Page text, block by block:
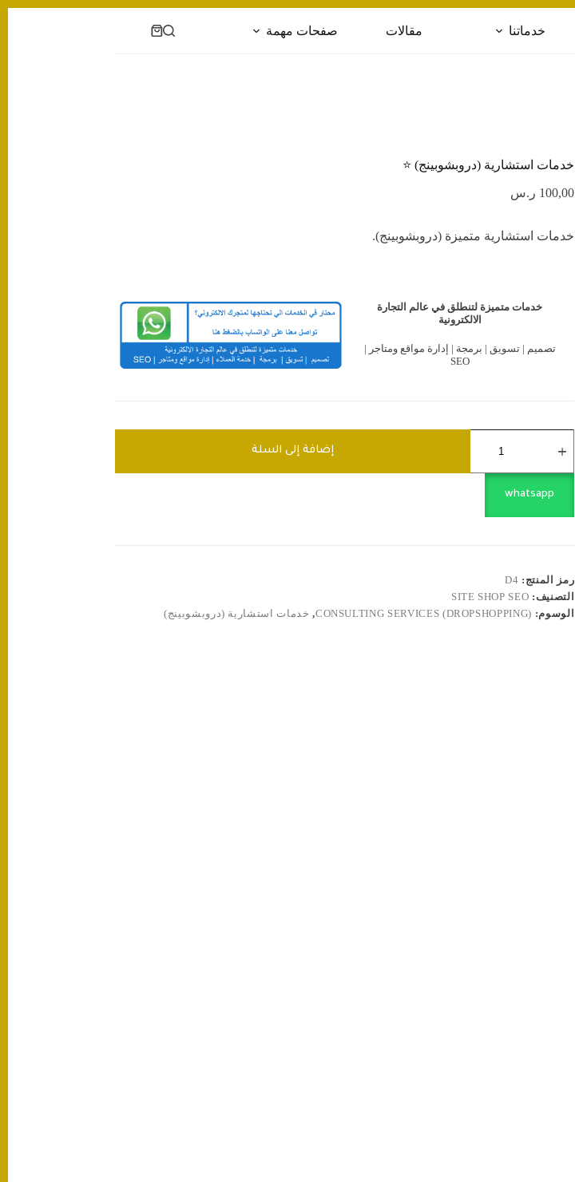
خدماتنا مقالات صفحات مهمة
عربة
خدمات استشارية (دروبشوبينج) ⭐️
100,00 ر.س
خدمات استشارية متميزة (دروبشوبينج).
خدمات متميزة لتنطلق في عالم التجارة
الالكترونية
تصميم | تسويق | برمجة | إدارة مواقع ومتاجر |
SEO
خدمات
(دروبشوبينج)
إضافة إلى السلة
whatsapp
رمز المنتج: D4
التصنيف: SITE SHOP SEO
الوسوم: CONSULTING SERVICES (DROPSHOPPING)
, خدمات استشارية (دروبشوبينج)